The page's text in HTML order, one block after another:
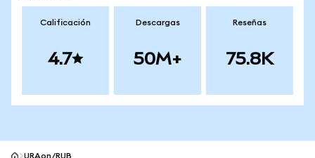
Calificación
4.7
Descargas
50M+
Reseñas
75.8K
URAon/RUB